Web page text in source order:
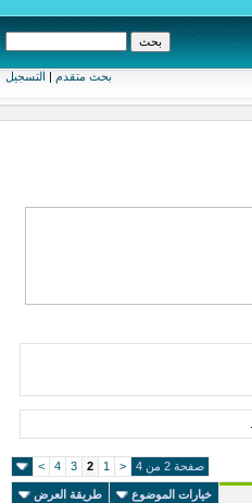
بحث متقدم | التسجيل
صفحة 2 من 4 <
1
2
3
4
>
خيارات الموضوع طريقة العرض